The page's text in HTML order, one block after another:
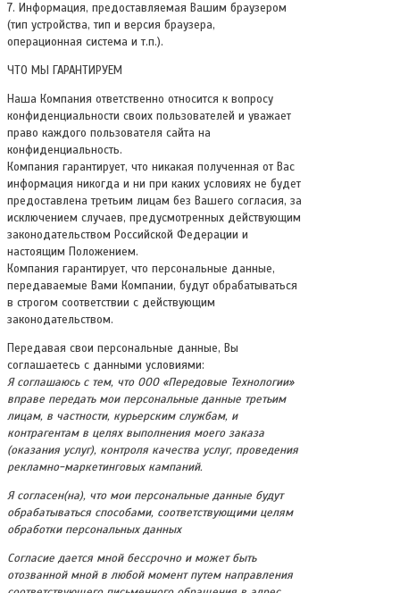
7. Информация, предоставляемая Вашим браузером
(тип устройства, тип и версия браузера,
операционная система и т.п.).
ЧТО МЫ ГАРАНТИРУЕМ
Наша Компания ответственно относится к вопросу
конфиденциальности своих пользователей и уважает
право каждого пользователя сайта на
конфиденциальность.
Компания гарантирует, что никакая полученная от Вас
информация никогда и ни при каких условиях не будет
предоставлена третьим лицам без Вашего согласия, за
исключением случаев, предусмотренных действующим
законодательством Российской Федерации и
настоящим Положением.
Компания гарантирует, что персональные данные,
передаваемые Вами Компании, будут обрабатываться
в строгом соответствии с действующим
законодательством.
Передавая свои персональные данные, Вы
соглашаетесь с данными условиями:
Я соглашаюсь с тем, что ООО «Передовые Технологии»
вправе передать мои персональные данные третьим
лицам, в частности, курьерским службам, и
контрагентам в целях выполнения моего заказа
(оказания услуг), контроля качества услуг, проведения
рекламно-маркетинговых кампаний.
Я согласен(на), что мои персональные данные будут
обрабатываться способами, соответствующими целям
обработки персональных данных
Согласие дается мной бессрочно и может быть
отозванной мной в любой момент путем направления